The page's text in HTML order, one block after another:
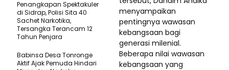
menyampaikan
pentingnya wawasan
kebangsaan bagi
generasi milenial.
Beberapa nilai wawasan
kebangsaan yang
Penangkapan Spektakuler
di Sidrap, Polisi Sita 40
Sachet Narkotika,
Tersangka Terancam 12
Tahun Penjara
Babinsa Desa Tonronge
Aktif Ajak Pemuda Hindari